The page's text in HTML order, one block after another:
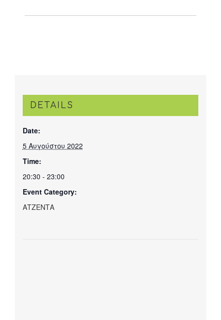
DETAILS
Date:
5 Αυγούστου 2022
Time:
20:30 - 23:00
Event Category:
ΑΤΖΕΝΤΑ